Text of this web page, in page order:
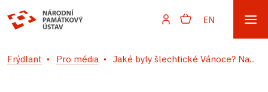
EN
Frýdlant Pro média Jaké byly šlechtické Vánoce? Na...